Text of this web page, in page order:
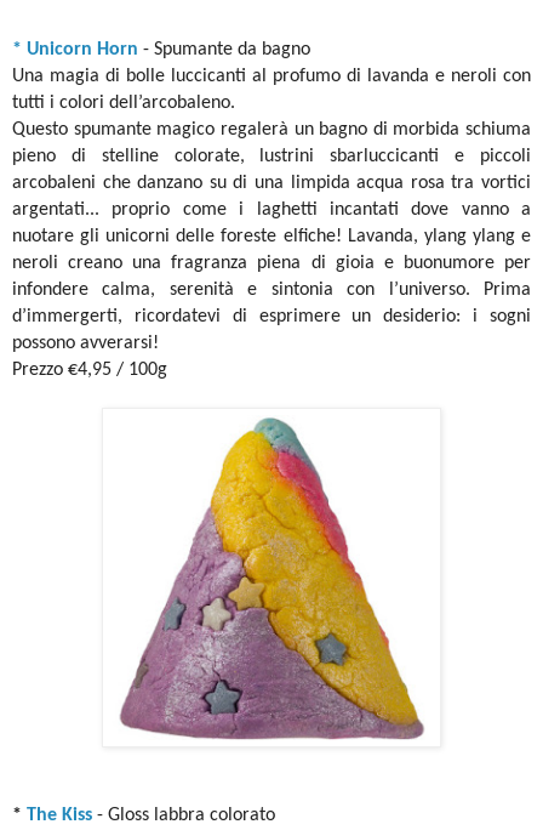
* Unicorn Horn - Spumante da bagno
Una magia di bolle luccicanti al profumo di lavanda e neroli con
tutti i colori dell’arcobaleno.
Questo spumante magico regalerà un bagno di morbida schiuma
pieno di stelline colorate, lustrini sbarluccicanti e piccoli
arcobaleni che danzano su di una limpida acqua rosa tra vortici
argentati... proprio come i laghetti incantati dove vanno a
nuotare gli unicorni delle foreste elfiche! Lavanda, ylang ylang e
neroli creano una fragranza piena di gioia e buonumore per
infondere calma, serenità e sintonia con l’universo. Prima
d’immergerti, ricordatevi di esprimere un desiderio: i sogni
possono avverarsi!
Prezzo €4,95 / 100g
* The Kiss - Gloss labbra colorato